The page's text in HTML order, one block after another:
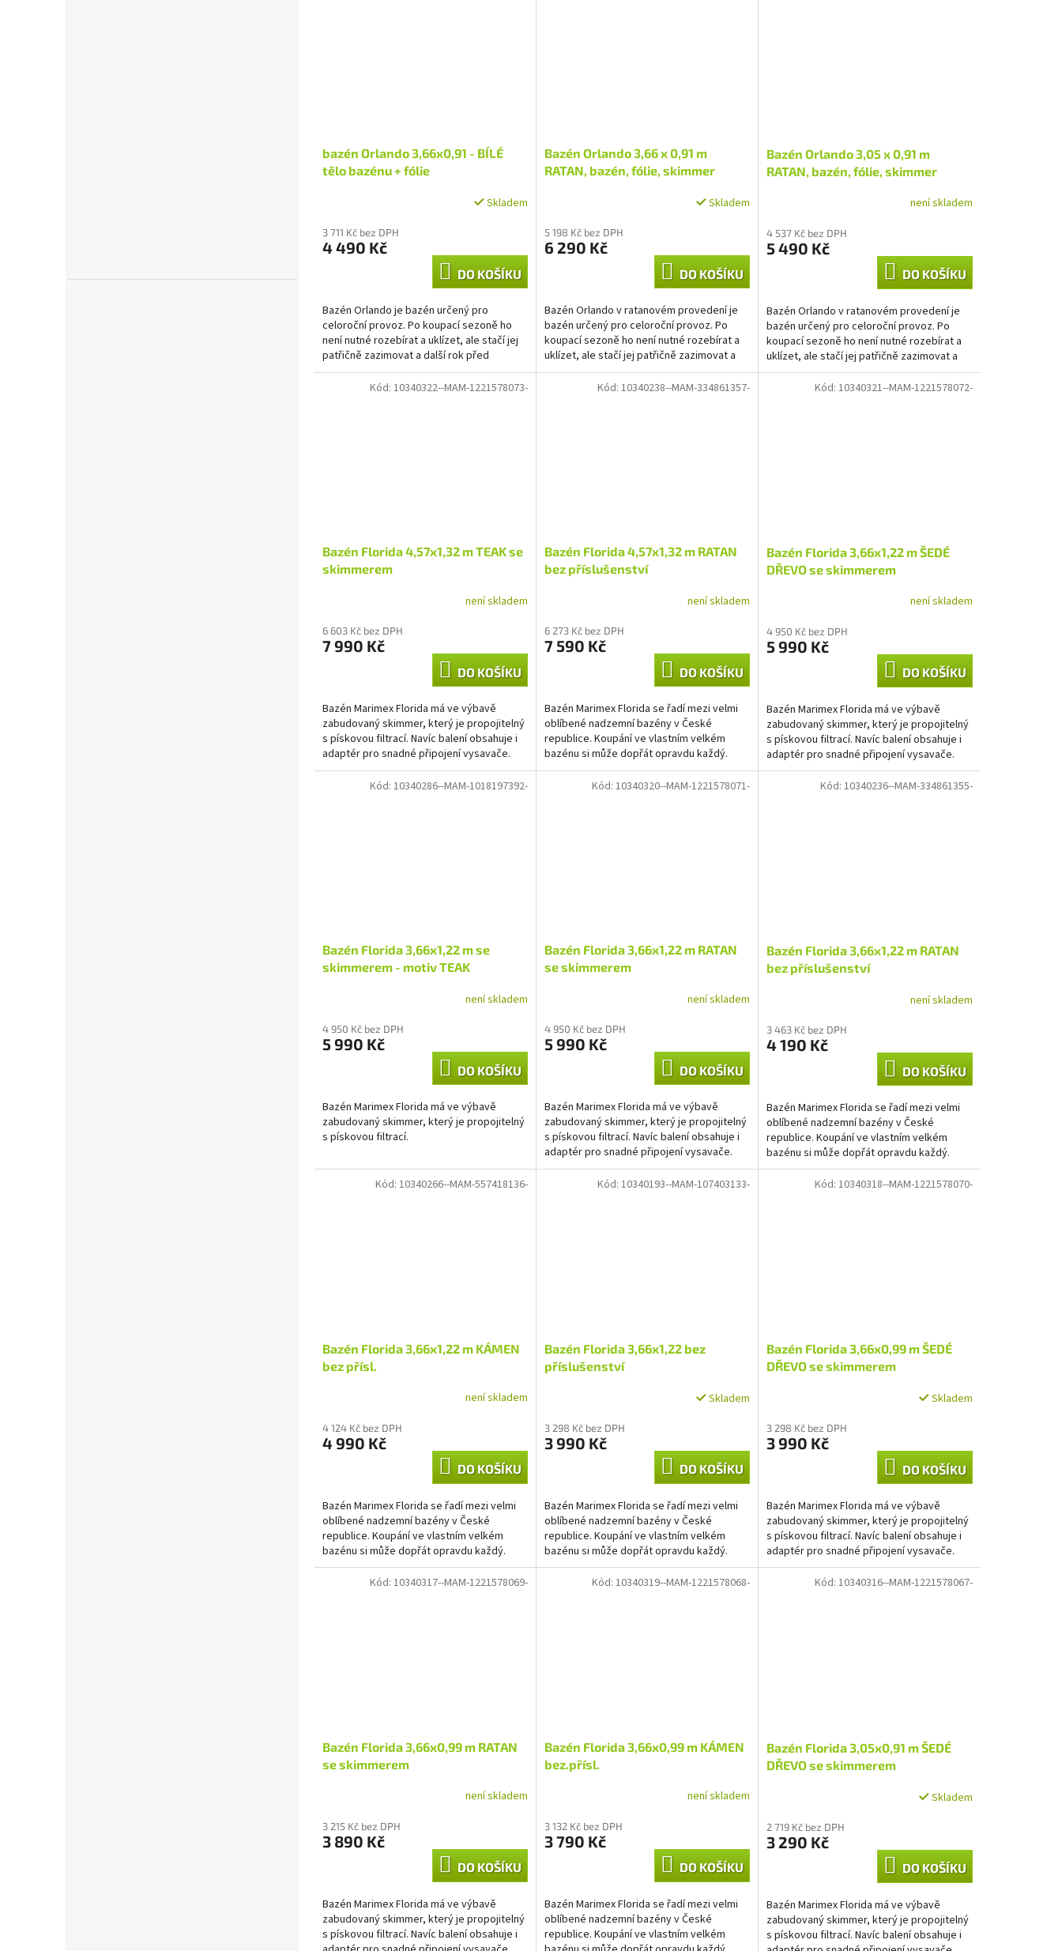
bazén Orlando 3,66x0,91 - BÍLÉ
tělo bazénu + fólie
Skladem
3 711 Kč bez DPH
4 490 Kč
DO KOŠÍKU
Bazén Orlando je bazén určený pro
celoroční provoz. Po koupací sezoně ho
není nutné rozebírat a uklízet, ale stačí jej
patřičně zazimovat a další rok před
koupací sezonou...
Bazén Orlando 3,66 x 0,91 m
RATAN, bazén, fólie, skimmer
Skladem
5 198 Kč bez DPH
6 290 Kč
DO KOŠÍKU
Bazén Orlando v ratanovém provedení je
bazén určený pro celoroční provoz. Po
koupací sezoně ho není nutné rozebírat a
uklízet, ale stačí jej patřičně zazimovat a
další rok před...
Bazén Orlando 3,05 x 0,91 m
RATAN, bazén, fólie, skimmer
není skladem
4 537 Kč bez DPH
5 490 Kč
DO KOŠÍKU
Bazén Orlando v ratanovém provedení je
bazén určený pro celoroční provoz. Po
koupací sezoně ho není nutné rozebírat a
uklízet, ale stačí jej patřičně zazimovat a
další rok před...
Bazén Florida 4,57x1,32 m TEAK se
skimmerem
není skladem
6 603 Kč bez DPH
7 990 Kč
DO KOŠÍKU
Bazén Marimex Florida má ve výbavě
zabudovaný skimmer, který je propojitelný
s pískovou filtrací. Navíc balení obsahuje i
adaptér pro snadné připojení vysavače.
Kód: 10340322--MAM-1221578073-
Bazén Florida 4,57x1,32 m RATAN
bez příslušenství
není skladem
6 273 Kč bez DPH
7 590 Kč
DO KOŠÍKU
Bazén Marimex Florida se řadí mezi velmi
oblíbené nadzemní bazény v České
republice. Koupání ve vlastním velkém
bazénu si může dopřát opravdu každý.
Hlavním benefitem bazénu...
Kód: 10340238--MAM-334861357-
Bazén Florida 3,66x1,22 m ŠEDÉ
DŘEVO se skimmerem
není skladem
4 950 Kč bez DPH
5 990 Kč
DO KOŠÍKU
Bazén Marimex Florida má ve výbavě
zabudovaný skimmer, který je propojitelný
s pískovou filtrací. Navíc balení obsahuje i
adaptér pro snadné připojení vysavače.
Kód: 10340321--MAM-1221578072-
Bazén Florida 3,66x1,22 m se
skimmerem - motiv TEAK
není skladem
4 950 Kč bez DPH
5 990 Kč
DO KOŠÍKU
Bazén Marimex Florida má ve výbavě
zabudovaný skimmer, který je propojitelný
s pískovou filtrací.
Kód: 10340286--MAM-1018197392-
Bazén Florida 3,66x1,22 m RATAN
se skimmerem
není skladem
4 950 Kč bez DPH
5 990 Kč
DO KOŠÍKU
Bazén Marimex Florida má ve výbavě
zabudovaný skimmer, který je propojitelný
s pískovou filtrací. Navíc balení obsahuje i
adaptér pro snadné připojení vysavače.
Kód: 10340320--MAM-1221578071-
Bazén Florida 3,66x1,22 m RATAN
bez příslušenství
není skladem
3 463 Kč bez DPH
4 190 Kč
DO KOŠÍKU
Bazén Marimex Florida se řadí mezi velmi
oblíbené nadzemní bazény v České
republice. Koupání ve vlastním velkém
bazénu si může dopřát opravdu každý.
Hlavním benefitem bazénu...
Kód: 10340236--MAM-334861355-
Bazén Florida 3,66x1,22 m KÁMEN
bez přísl.
není skladem
4 124 Kč bez DPH
4 990 Kč
DO KOŠÍKU
Bazén Marimex Florida se řadí mezi velmi
oblíbené nadzemní bazény v České
republice. Koupání ve vlastním velkém
bazénu si může dopřát opravdu každý.
Hlavním benefitem bazénu...
Kód: 10340266--MAM-557418136-
Bazén Florida 3,66x1,22 bez
příslušenství
Skladem
3 298 Kč bez DPH
3 990 Kč
DO KOŠÍKU
Bazén Marimex Florida se řadí mezi velmi
oblíbené nadzemní bazény v České
republice. Koupání ve vlastním velkém
bazénu si může dopřát opravdu každý.
Hlavním benefitem bazénu...
Kód: 10340193--MAM-107403133-
Bazén Florida 3,66x0,99 m ŠEDÉ
DŘEVO se skimmerem
Skladem
3 298 Kč bez DPH
3 990 Kč
DO KOŠÍKU
Bazén Marimex Florida má ve výbavě
zabudovaný skimmer, který je propojitelný
s pískovou filtrací. Navíc balení obsahuje i
adaptér pro snadné připojení vysavače.
Kód: 10340318--MAM-1221578070-
Bazén Florida 3,66x0,99 m RATAN
se skimmerem
není skladem
3 215 Kč bez DPH
3 890 Kč
DO KOŠÍKU
Bazén Marimex Florida má ve výbavě
zabudovaný skimmer, který je propojitelný
s pískovou filtrací. Navíc balení obsahuje i
Kód: 10340317--MAM-1221578069-
Bazén Florida 3,66x0,99 m KÁMEN
bez.přísl.
není skladem
3 132 Kč bez DPH
3 790 Kč
DO KOŠÍKU
Bazén Marimex Florida se řadí mezi velmi
oblíbené nadzemní bazény v České
republice. Koupání ve vlastním velkém
Kód: 10340319--MAM-1221578068-
Bazén Florida 3,05x0,91 m ŠEDÉ
DŘEVO se skimmerem
Skladem
2 719 Kč bez DPH
3 290 Kč
DO KOŠÍKU
Bazén Marimex Florida má ve výbavě
zabudovaný skimmer, který je propojitelný
s pískovou filtrací. Navíc balení obsahuje i
Kód: 10340316--MAM-1221578067-